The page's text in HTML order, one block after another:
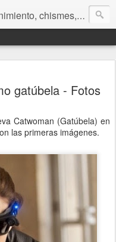
ovnis, noticias calientes, fotos, videos, paranormal y ¡más!
gatúbela - Fotos
Catwoman (Gatúbela) en
las primeras imágenes.